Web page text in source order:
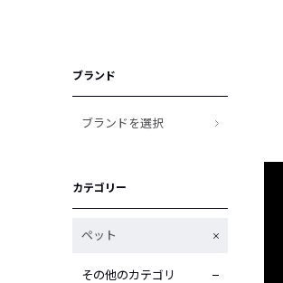
ブランド
ブランドを選択
カテゴリー
ペット
その他のカテゴリ